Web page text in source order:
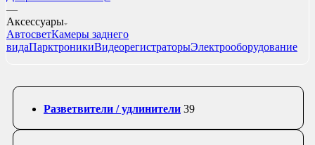
—
Аксессуары
АвтосветКамеры заднего
видаПарктроникиВидеорегистраторыЭлектрооборудование
Разветвители / удлинители 39